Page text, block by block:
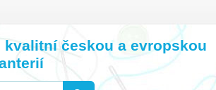
českou a evropskou